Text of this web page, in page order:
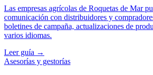
Las empresas agrícolas de Roquetas de Mar
comunicación con distribuidores y
boletines de campaña, actualizaciones de
varios idiomas.
Leer guía →
Asesorías y gestorías